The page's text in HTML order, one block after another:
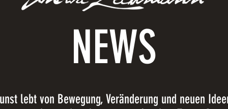
NEWS
lebt von Bewegung, Veränderung und neuen